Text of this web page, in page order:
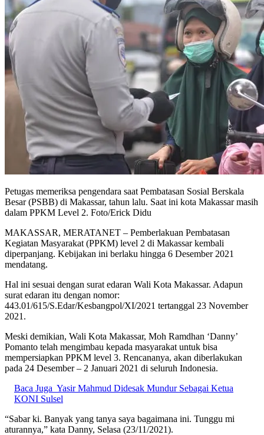
Petugas memeriksa pengendara saat Pembatasan Sosial Berskala
Besar (PSBB) di Makassar, tahun lalu. Saat ini kota Makassar masih
dalam PPKM Level 2. Foto/Erick Didu
MAKASSAR, MERATANET – Pemberlakuan Pembatasan
Kegiatan Masyarakat (PPKM) level 2 di Makassar kembali
diperpanjang. Kebijakan ini berlaku hingga 6 Desember 2021
mendatang.
Hal ini sesuai dengan surat edaran Wali Kota Makassar. Adapun
surat edaran itu dengan nomor:
443.01/615/S.Edar/Kesbangpol/XI/2021 tertanggal 23 November
2021.
Meski demikian, Wali Kota Makassar, Moh Ramdhan ‘Danny’
Pomanto telah mengimbau kepada masyarakat untuk bisa
mempersiapkan PPKM level 3. Rencananya, akan diberlakukan
pada 24 Desember – 2 Januari 2021 di seluruh Indonesia.
Baca Juga Yasir Mahmud Didesak Mundur Sebagai Ketua
KONI Sulsel
“Sabar ki. Banyak yang tanya saya bagaimana ini. Tunggu mi
aturannya,” kata Danny, Selasa (23/11/2021).